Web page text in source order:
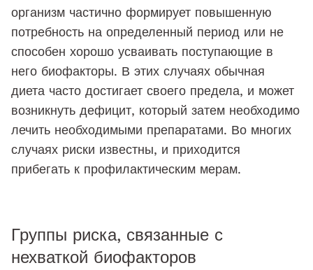
организм частично формирует повышенную
потребность на определенный период или не
способен хорошо усваивать поступающие в
него биофакторы. В этих случаях обычная
диета часто достигает своего предела, и может
возникнуть дефицит, который затем необходимо
лечить необходимыми препаратами. Во многих
случаях риски известны, и приходится
прибегать к профилактическим мерам.
Группы риска, связанные с
нехваткой биофакторов